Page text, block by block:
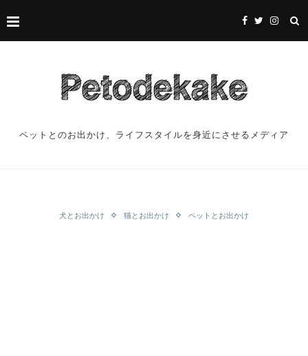
ペットとのお出かけ、ライフスタイルを身近にさせるメディア
犬とお出かけ 猫とお出かけ ペットとお出かけ